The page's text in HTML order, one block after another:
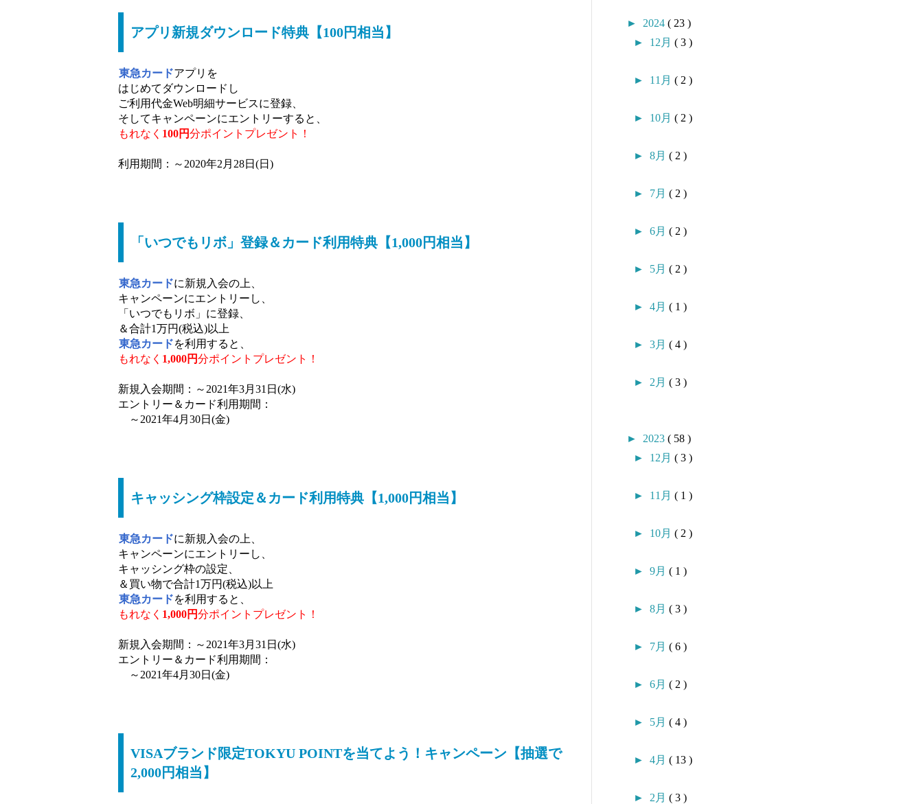
アプリ新規ダウンロード特典【100円相当】
東急カードアプリを
はじめてダウンロードし
ご利用代金Web明細サービスに登録、
そしてキャンペーンにエントリーすると、
もれなく 100円分ポイントプレゼント！
利用期間：～2020年2月28日(日)
「いつでもリボ」登録＆カード利用特典【1,000円相当】
東急カードに新規入会の上、
キャンペーンにエントリーし、
「いつでもリボ」に登録、
＆合計1万円(税込)以上
東急カードを利用すると、
もれなく 1,000円分ポイントプレゼント！
新規入会期間：～2021年3月31日(水)
エントリー＆カード利用期間：
～2021年4月30日(金)
キャッシング枠設定＆カード利用特典【1,000円相当】
東急カードに新規入会の上、
キャンペーンにエントリーし、
キャッシング枠の設定、
＆買い物で合計1万円(税込)以上
東急カードを利用すると、
もれなく 1,000円分ポイントプレゼント！
新規入会期間：～2021年3月31日(水)
エントリー＆カード利用期間：
～2021年4月30日(金)
VISAブランド限定TOKYU POINTを当てよう！キャンペーン【抽選で
2,000円相当】
► 2024 ( 23 )
► 12月 ( 3 )
► 11月 ( 2 )
► 10月 ( 2 )
► 8月 ( 2 )
► 7月 ( 2 )
► 6月 ( 2 )
► 5月 ( 2 )
► 4月 ( 1 )
► 3月 ( 4 )
► 2月 ( 3 )
► 2023 ( 58 )
► 12月 ( 3 )
► 11月 ( 1 )
► 10月 ( 2 )
► 9月 ( 1 )
► 8月 ( 3 )
► 7月 ( 6 )
► 6月 ( 2 )
► 5月 ( 4 )
► 4月 ( 13 )
► 2月 ( 3 )